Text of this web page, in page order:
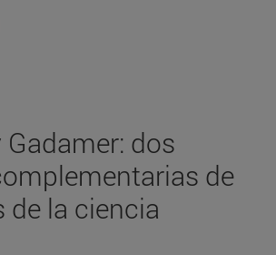
Gadamer: dos
de
de la ciencia